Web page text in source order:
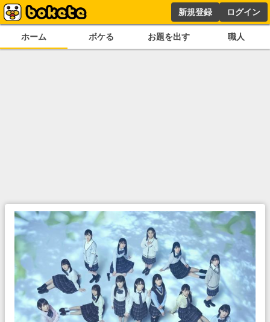
新規登録 ログイン
ホーム ボケる お題を出す 職人